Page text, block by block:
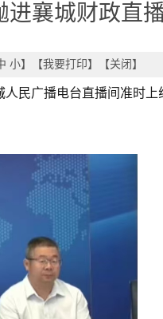
襄城财政直
小】【我要打印】【关闭 】
民广播电台直播间准时